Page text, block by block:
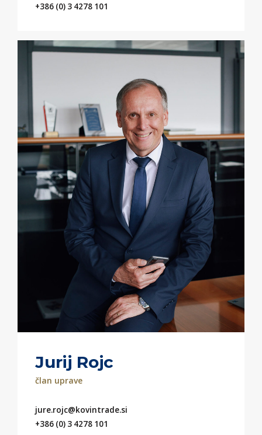
+386 (0) 3 4278 101
Jurij Rojc
član uprave
jure.rojc@kovintrade.si
+386 (0) 3 4278 101